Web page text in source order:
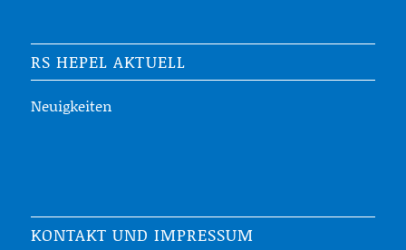
RS HEPEL AKTUELL
Neuigkeiten
KONTAKT UND IMPRESSUM